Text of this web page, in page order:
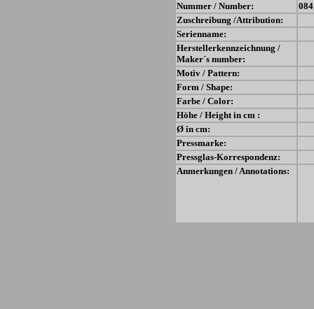
Nummer / Number:
Zuschreibung /Attribution:
Serienname:
Herstellerkennzeichnung /
Maker´s number:
Motiv / Pattern:
Form / Shape:
Farbe / Color:
Höhe / Height in cm :
Ø in cm:
Pressmarke:
Pressglas-Korrespondenz:
Anmerkungen / Annotations: